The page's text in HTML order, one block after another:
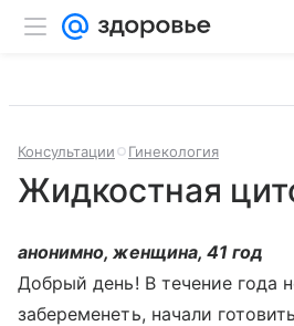
Консультации Гинекология
Жидкостная
анонимно, женщина, 41 год
Добрый день! В течение года
забеременеть, начали